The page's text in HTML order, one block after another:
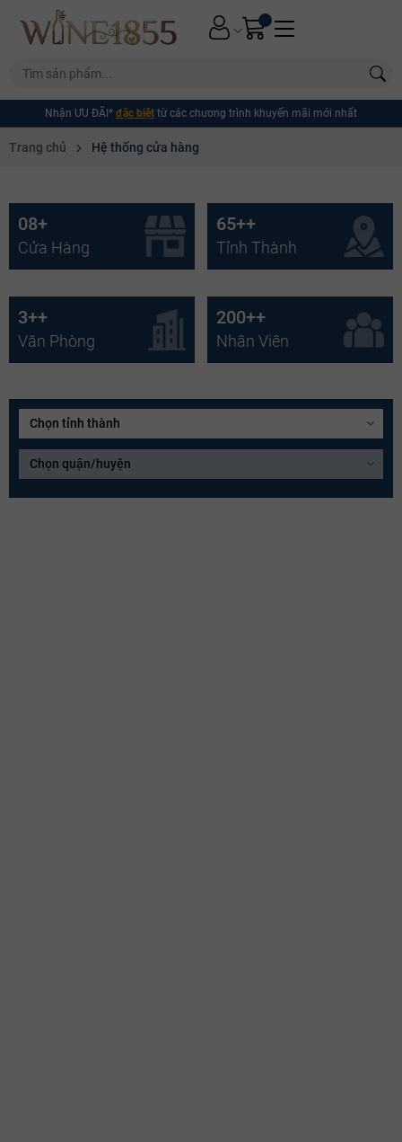
Nhận ƯU ĐÃI* đặc biệt từ các chương trình khuyến mãi mới nhất
Trang chủ Hệ thống cửa hàng
08+
Cửa Hàng
65++
Tỉnh Thành
3++
Văn Phòng
200++
Nhân Viên